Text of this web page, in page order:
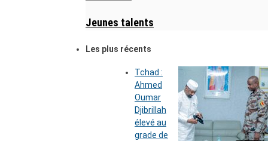
Jeunes talents
Les plus récents
Tchad :
Ahmed
Oumar
Djibrillah
élevé au
grade de